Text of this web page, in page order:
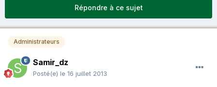
Répondre à ce sujet
Administrateurs
Samir_dz
Posté(e) le 16 juillet 2013